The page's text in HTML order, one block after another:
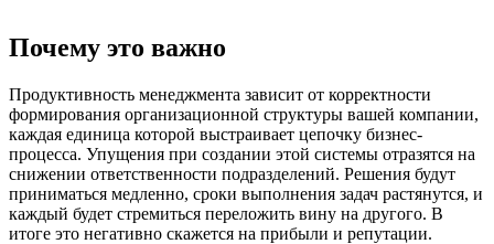
Почему это важно
Продуктивность менеджмента зависит от корректности
формирования организационной структуры вашей компании,
каждая единица которой выстраивает цепочку бизнес-
процесса. Упущения при создании этой системы отразятся на
снижении ответственности подразделений. Решения будут
приниматься медленно, сроки выполнения задач растянутся, и
каждый будет стремиться переложить вину на другого. В
итоге это негативно скажется на прибыли и репутации.